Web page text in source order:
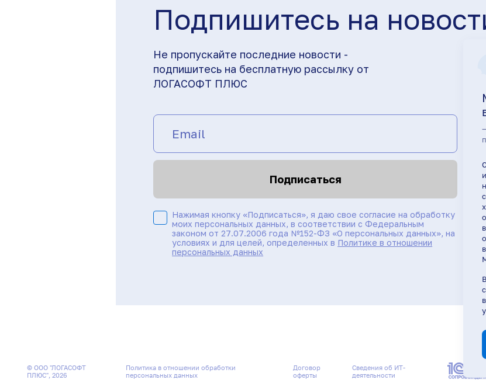
Подпишитесь на
Не пропускайте последние новости -
подпишитесь на бесплатную рассылку от
ЛОГАСОФТ ПЛЮС
Подписаться
Нажимая кнопку «Подписаться», я даю свое согласие на обработку
моих персональных данных, в соответствии с Федеральным
законом от 27.07.2006 года №152-ФЗ «О персональных данных», на
условиях и для целей, определенных в Политике в отношении
персональных данных
© ООО "ЛОГАСОФТ
ПЛЮС", 2026
Политика в отношении обработки
персональных данных
Договор
оферты
Сведения об ИТ-
деятельности